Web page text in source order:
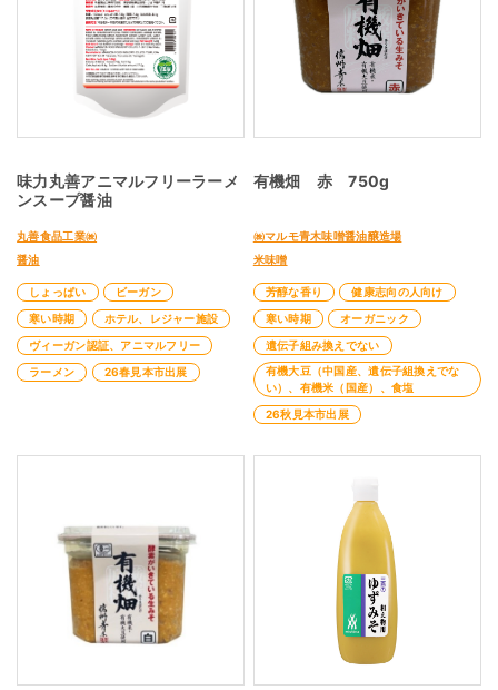
味力丸善アニマルフリーラーメ
ンスープ醤油
丸善食品工業㈱
醤油
しょっぱい
ビーガン
寒い時期
ホテル、レジャー施設
ヴィーガン認証、アニマルフリー
ラーメン
26春見本市出展
有機畑 赤 750g
㈱マルモ青木味噌醤油醸造場
米味噌
芳醇な香り
健康志向の人向け
寒い時期
オーガニック
遺伝子組み換えでない
有機大豆（中国産、遺伝子組換えでな
い）、有機米（国産）、食塩
26秋見本市出展